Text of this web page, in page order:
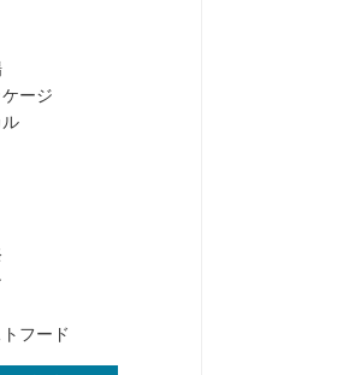
ージ
ル
フード